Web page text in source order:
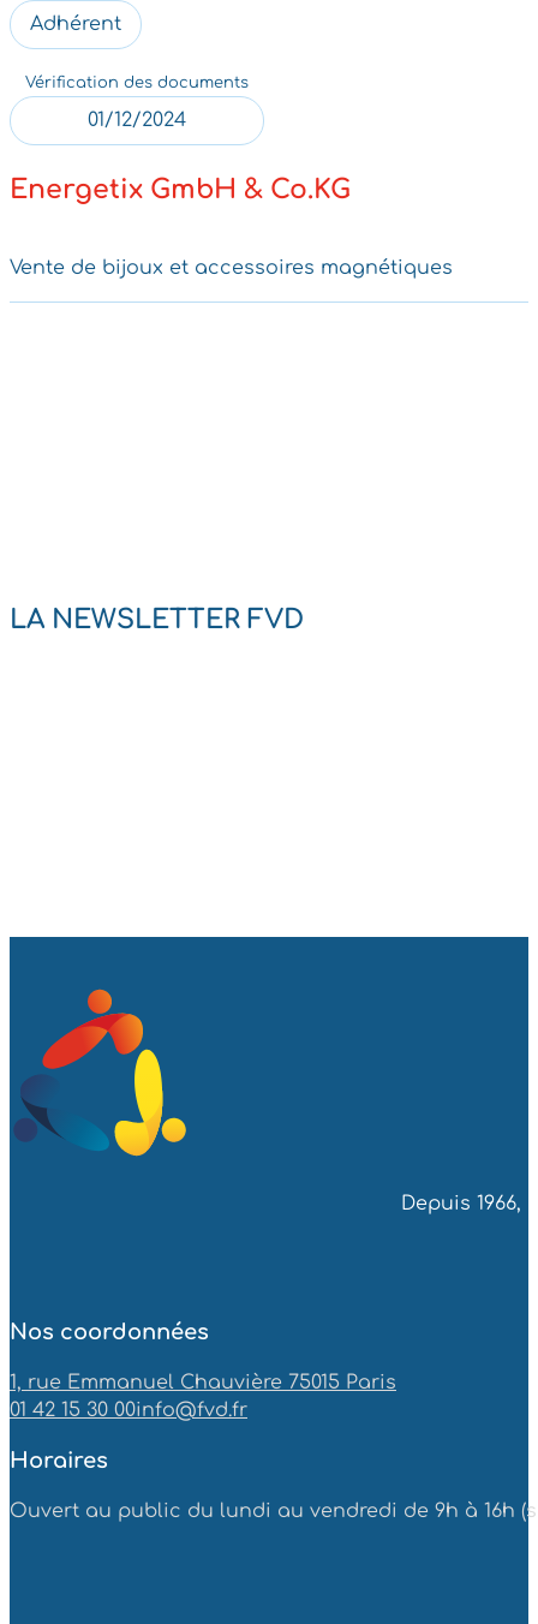
Adhérent
Vérification des documents
01/12/2024
Energetix GmbH & Co.KG
Vente de bijoux et accessoires magnétiques
LA NEWSLETTER FVD
Depuis
Nos coordonnées
1, rue Emmanuel Chauvière 75015 Paris
01 42 15 30 00info@fvd.fr
Horaires
Ouvert au public du lundi au vendredi de 9h à 16h